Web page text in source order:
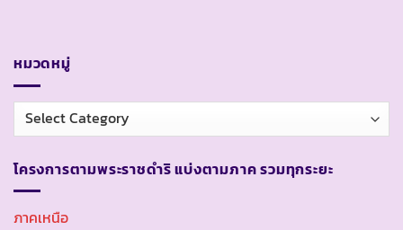
หมวดหมู่
หมวด
หมู่
โครงการตามพระราชดำริ แบ่งตามภาค รวมทุกระยะ
ภาคเหนือ